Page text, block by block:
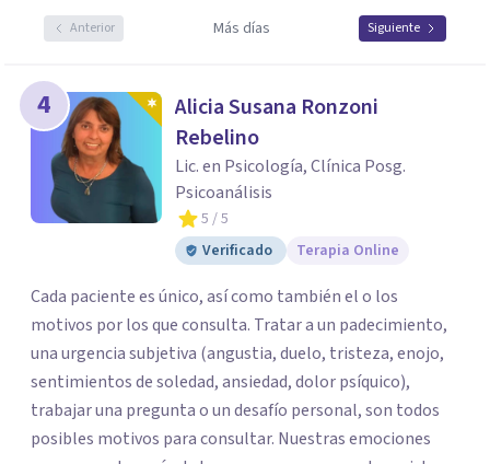
Anterior Más días Siguiente
4
Alicia Susana Ronzoni
Rebelino
Lic. en Psicología, Clínica Posg.
Psicoanálisis
5 / 5
Verificado
Terapia Online
Cada paciente es único, así como también el o los
motivos por los que consulta. Tratar a un padecimiento,
una urgencia subjetiva (angustia, duelo, tristeza, enojo,
sentimientos de soledad, ansiedad, dolor psíquico),
trabajar una pregunta o un desafío personal, son todos
posibles motivos para consultar. Nuestras emociones